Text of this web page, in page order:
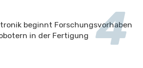
beginnt Forschungsvorhaben
in der Fertigung